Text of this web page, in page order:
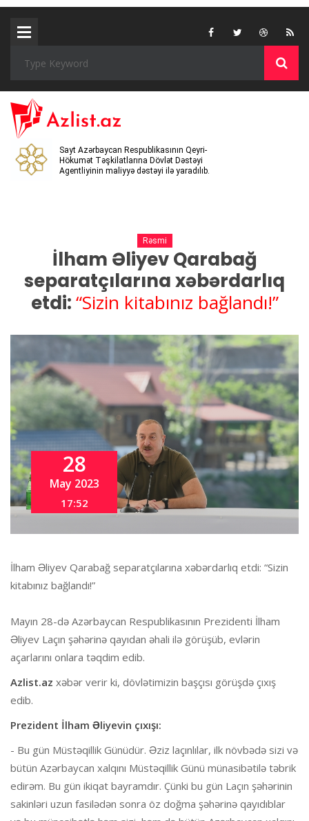
Sayt Azərbaycan Respublikasının Qeyri-
Hökumət Təşkilatlarına Dövlət Dəstəyi
Agentliyinin maliyyə dəstəyi ilə yaradılıb.
Rəsmi
İlham Əliyev Qarabağ
separatçılarına xəbərdarlıq
etdi:“Sizin kitabınız bağlandı!”
28
May 2023
17:52
İlham Əliyev Qarabağ separatçılarına xəbərdarlıq etdi: “Sizin
kitabınız bağlandı!”
Mayın 28-də Azərbaycan Respublikasının Prezidenti İlham
Əliyev Laçın şəhərinə qayıdan əhali ilə görüşüb, evlərin
açarlarını onlara təqdim edib.
Azlist.az xəbər verir ki, dövlətimizin başçısı görüşdə çıxış
edib.
Prezident İlham Əliyevin çıxışı:
- Bu gün Müstəqillik Günüdür. Əziz laçınlılar, ilk növbədə sizi və
bütün Azərbaycan xalqını Müstəqillik Günü münasibətilə təbrik
edirəm. Bu gün ikiqat bayramdır. Çünki bu gün Laçın şəhərinin
sakinləri uzun fasilədən sonra öz doğma şəhərinə qayıdıblar